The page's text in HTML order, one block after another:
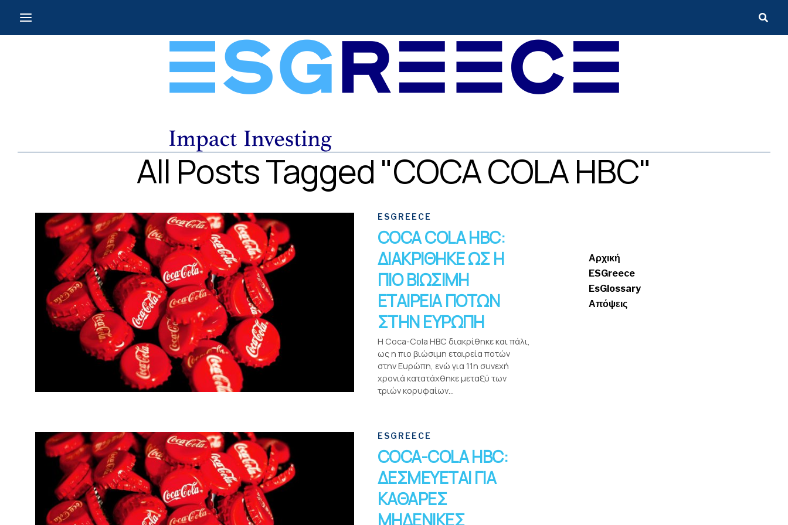
All Posts Tagged "COCA COLA HBC"
ESGREECE
COCA COLA HBC:
ΔΙΑΚΡΙΘΗΚΕ ΩΣ Η
ΠΙΟ ΒΙΩΣΙΜΗ
ΕΤΑΙΡΕΙΑ ΠΟΤΩΝ
ΣΤΗΝ ΕΥΡΩΠΗ
Η Coca-Cola HBC διακρίθηκε και πάλι,
ως η πιο βιώσιμη εταιρεία ποτών
στην Ευρώπη, ενώ για 11η συνεχή
χρονιά κατατάχθηκε μεταξύ των
τριών κορυφαίων...
ESGREECE
COCA-COLA HBC:
ΔΕΣΜΕΥΕΤΑΙ ΓΙΑ
ΚΑΘΑΡΕΣ
ΜΗΔΕΝΙΚΕΣ
Αρχική
ESGreece
EsGlossary
Απόψεις